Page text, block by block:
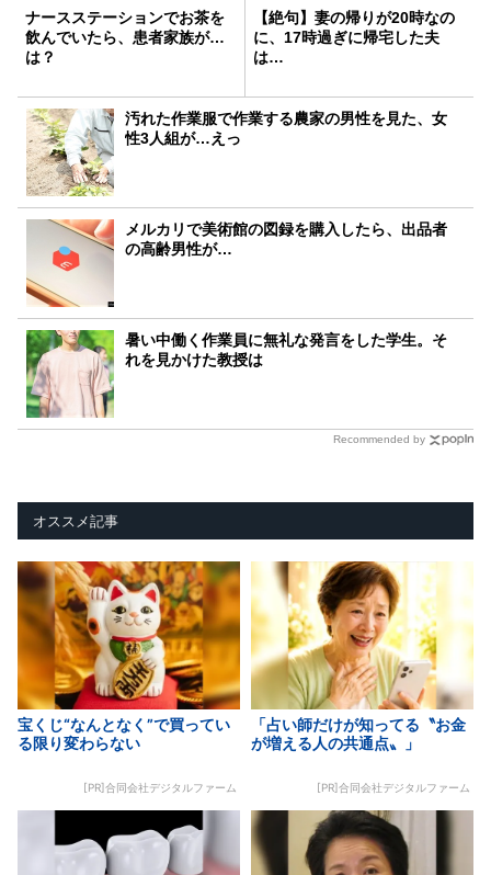
ナースステーションでお茶を
飲んでいたら、患者家族が…
は？
【絶句】妻の帰りが20時なの
に、17時過ぎに帰宅した夫
は…
汚れた作業服で作業する農家の男性を見た、女
性3人組が…えっ
メルカリで美術館の図録を購入したら、出品者
の高齢男性が…
暑い中働く作業員に無礼な発言をした学生。そ
れを見かけた教授は
Recommended by
オススメ記事
宝くじ“なんとなく”で買ってい
る限り変わらない
[PR]合同会社デジタルファーム
「占い師だけが知ってる〝お金
が増える人の共通点〟」
[PR]合同会社デジタルファーム